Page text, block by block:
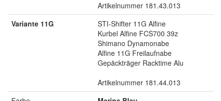
Artikelnummer 181.43.013
Variante 11G
STI-Shifter 11G Alfine
Kurbel Alfine FCS700 39z
Shimano Dynamonabe
Alfine 11G Freilaufnabe
Gepäckträger Racktime Alu
Artikelnummer 181.44.013